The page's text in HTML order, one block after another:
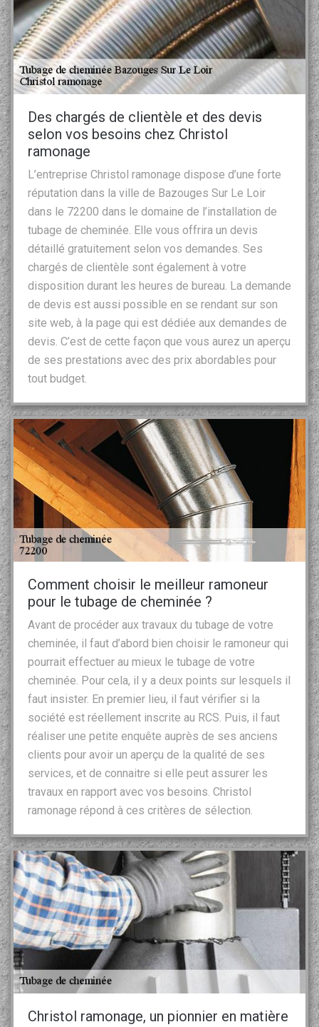
Des chargés de clientèle et des devis
selon vos besoins chez Christol
ramonage
L’entreprise Christol ramonage dispose d’une forte
réputation dans la ville de Bazouges Sur Le Loir
dans le 72200 dans le domaine de l’installation de
tubage de cheminée. Elle vous offrira un devis
détaillé gratuitement selon vos demandes. Ses
chargés de clientèle sont également à votre
disposition durant les heures de bureau. La demande
de devis est aussi possible en se rendant sur son
site web, à la page qui est dédiée aux demandes de
devis. C’est de cette façon que vous aurez un aperçu
de ses prestations avec des prix abordables pour
tout budget.
Comment choisir le meilleur ramoneur
pour le tubage de cheminée ?
Avant de procéder aux travaux du tubage de votre
cheminée, il faut d’abord bien choisir le ramoneur qui
pourrait effectuer au mieux le tubage de votre
cheminée. Pour cela, il y a deux points sur lesquels il
faut insister. En premier lieu, il faut vérifier si la
société est réellement inscrite au RCS. Puis, il faut
réaliser une petite enquête auprès de ses anciens
clients pour avoir un aperçu de la qualité de ses
services, et de connaitre si elle peut assurer les
travaux en rapport avec vos besoins. Christol
ramonage répond à ces critères de sélection.
Christol ramonage, un pionnier en matière